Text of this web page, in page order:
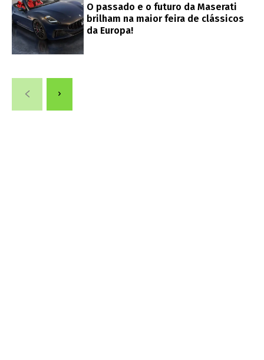
O passado e o futuro da Maserati
brilham na maior feira de clássicos
da Europa!